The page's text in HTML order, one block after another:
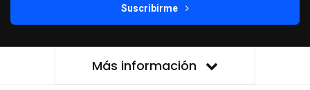
Suscribirme
Más información